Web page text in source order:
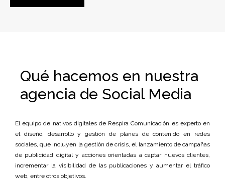
Qué hacemos en nuestra
agencia de Social Media
El equipo de nativos digitales de Respira Comunicación es experto en
el diseño, desarrollo y gestión de planes de contenido en redes
sociales, que incluyen la gestión de crisis, el lanzamiento de campañas
de publicidad digital y acciones orientadas a captar nuevos clientes,
incrementar la visibilidad de las publicaciones y aumentar el tráfico
web, entre otros objetivos.